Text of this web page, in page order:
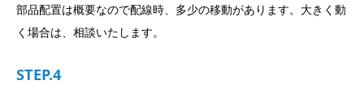
部品配置は概要なので配線時、多少の移動があります。大きく動
く場合は、相談いたします。
STEP.4